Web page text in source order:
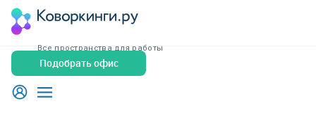
Все пространства для работы
Подобрать офис